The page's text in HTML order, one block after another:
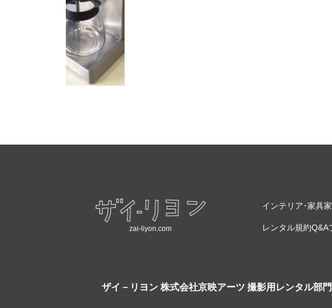
zai-liyon.com
インテリア･家具
レンタル規約Q&A
ザイ－リヨン 株式会社京映アーツ 撮影用レンタル部門